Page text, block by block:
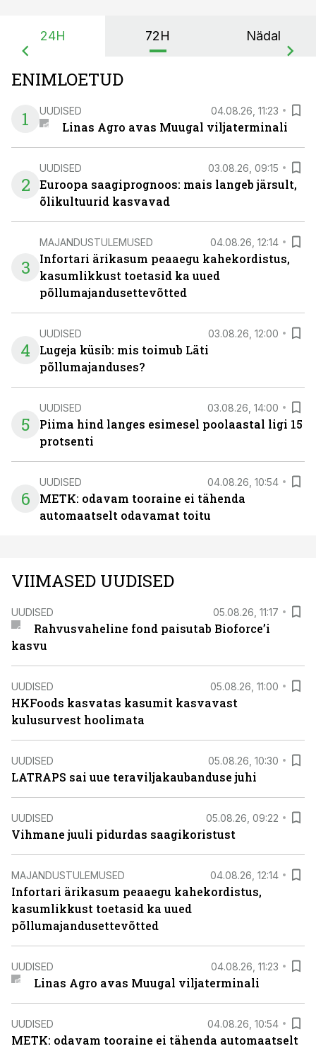
24H 72H Nädal
ENIMLOETUD
1
UUDISED 04.08.26, 11:23
Linas Agro avas Muugal viljaterminali
2
UUDISED 03.08.26, 09:15
Euroopa saagiprognoos: mais langeb järsult,
õlikultuurid kasvavad
3
MAJANDUSTULEMUSED 04.08.26, 12:14
Infortari ärikasum peaaegu kahekordistus,
kasumlikkust toetasid ka uued
põllumajandusettevõtted
4
UUDISED 03.08.26, 12:00
Lugeja küsib: mis toimub Läti
põllumajanduses?
5
UUDISED 03.08.26, 14:00
Piima hind langes esimesel poolaastal ligi 15
protsenti
6
UUDISED 04.08.26, 10:54
METK: odavam tooraine ei tähenda
automaatselt odavamat toitu
VIIMASED UUDISED
UUDISED 05.08.26, 11:17
Rahvusvaheline fond paisutab Bioforce’i
kasvu
UUDISED 05.08.26, 11:00
HKFoods kasvatas kasumit kasvavast
kulusurvest hoolimata
UUDISED 05.08.26, 10:30
LATRAPS sai uue teraviljakaubanduse juhi
UUDISED 05.08.26, 09:22
Vihmane juuli pidurdas saagikoristust
MAJANDUSTULEMUSED 04.08.26, 12:14
Infortari ärikasum peaaegu kahekordistus,
kasumlikkust toetasid ka uued
põllumajandusettevõtted
UUDISED 04.08.26, 11:23
Linas Agro avas Muugal viljaterminali
UUDISED 04.08.26, 10:54
METK: odavam tooraine ei tähenda automaatselt